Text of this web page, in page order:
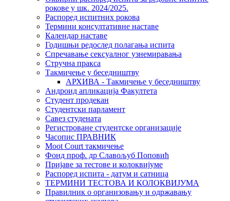
рокове у шк. 2024/2025.
Распоред испитних рокова
Термини консултативне наставе
Календар наставе
Годишњи редослед полагања испита
Спречавање сексуалног узнемиравања
Стручна пракса
Такмичење у беседништву
АРХИВА - Такмичење у беседништву
Андроид апликација Факултета
Студент продекан
Студентски парламент
Савез студената
Регистроване студентске организације
Часопис ПРАВНИК
Moot Court такмичење
Фонд проф. др Славољуб Поповић
Пријаве за тестове и колоквијуме
Распоред испита - датум и сатница
ТЕРМИНИ ТЕСТОВА И КОЛОКВИЈУМА
Правилник о организовању и одржавању